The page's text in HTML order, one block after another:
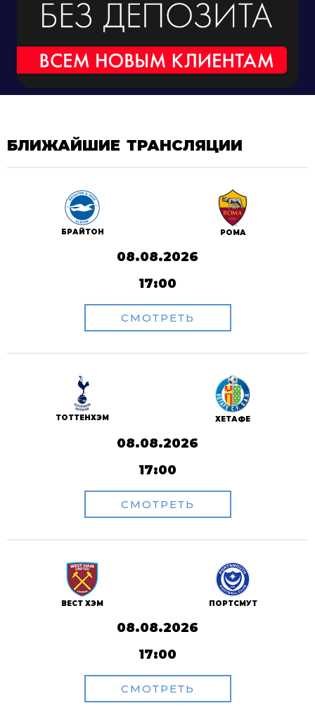
БЛИЖАЙШИЕ ТРАНСЛЯЦИИ
БРАЙТОН РОМА
08.08.2026
17:00
СМОТРЕТЬ
ТОТТЕНХЭМ ХЕТАФЕ
08.08.2026
17:00
СМОТРЕТЬ
ВЕСТ ХЭМ ПОРТСМУТ
08.08.2026
17:00
СМОТРЕТЬ